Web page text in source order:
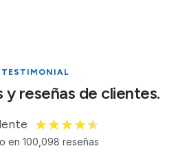
TESTIMONIAL
y reseñas de clientes.
★★★★★
en 100,098 reseñas